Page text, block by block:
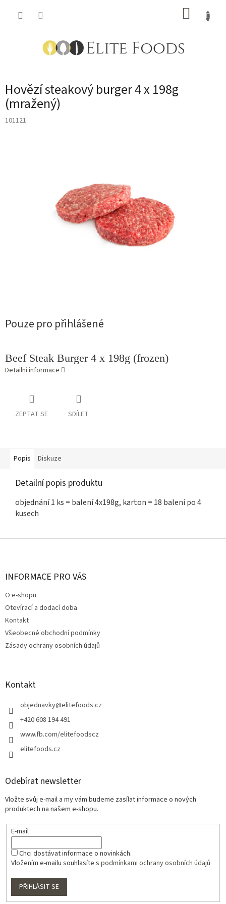
Hovězí steakový burger 4 x 198g
(mražený)
101121
Pouze pro přihlášené
Beef Steak Burger 4 x 198g (frozen)
Detailní informace
ZEPTAT SE SDÍLET
Popis Diskuze
Detailní popis produktu
objednání 1 ks = balení 4x198g, karton = 18 balení po 4
kusech
Z
INFORMACE PRO VÁS
O e-shopu
Otevírací a dodací doba
Kontakt
Všeobecné obchodní podmínky
Zásady ochrany osobních údajů
Kontakt
objednavky@elitefoods.cz
+420 608 194 491
www.fb.com/elitefoodscz
elitefoods.cz
Odebírat newsletter
Vložte svůj e-mail a my vám budeme zasílat informace o nových
produktech na našem e-shopu.
E-mail
Chci dostávat informace o novinkách.
Vložením e-mailu souhlasíte s podmínkami ochrany osobních údajů
PŘIHLÁSIT SE